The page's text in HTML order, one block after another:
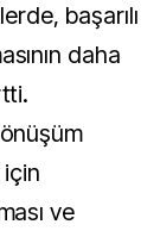
başarılı
daha
ve